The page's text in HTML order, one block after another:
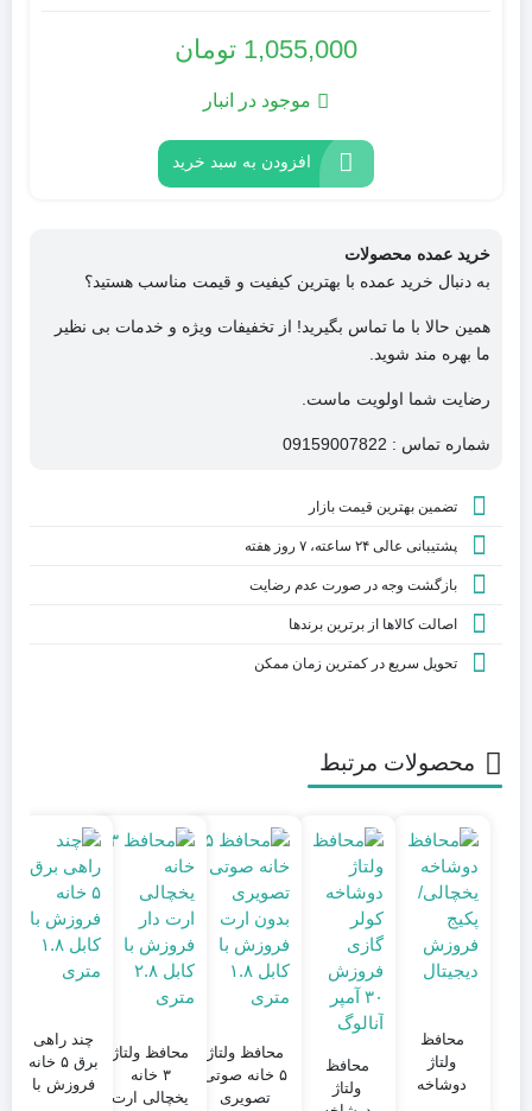
1,055,000 تومان
موجود در انبار
افزودن به سبد خرید
خرید عمده محصولات
به دنبال خرید عمده با بهترین کیفیت و قیمت مناسب هستید؟
همین حالا با ما تماس بگیرید! از تخفیفات ویژه و خدمات بی نظیر
ما بهره مند شوید.
رضایت شما اولویت ماست.
شماره تماس : 09159007822
تضمین بهترین قیمت بازار
پشتیبانی عالی ۲۴ ساعته، ۷ روز هفته
بازگشت وجه در صورت عدم رضایت
اصالت کالاها از برترین برندها
تحویل سریع در کمترین زمان ممکن
محصولات مرتبط
محافظ
ولتاژ
دوشاخه
محافظ
ولتاژ
محافظ ولتاژ
۵ خانه صوتی
تصویری
محافظ ولتاژ
۳ خانه
یخچالی ارت
چند راهی
برق ۵ خانه
فروزش با